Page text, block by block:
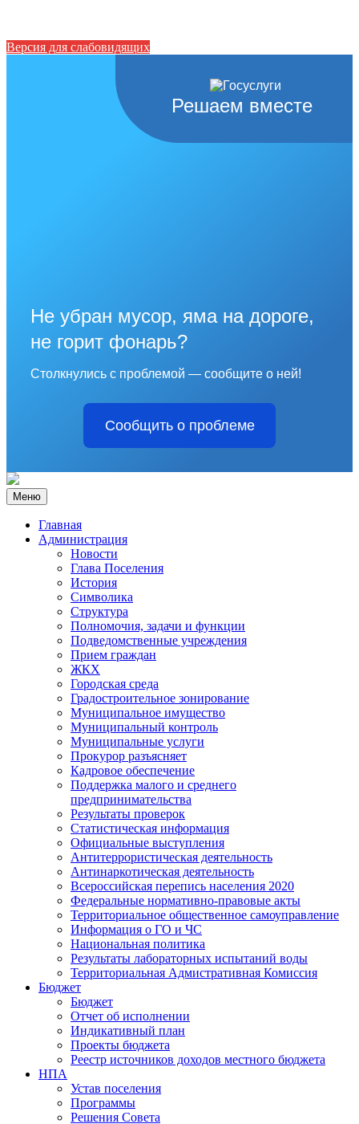
Версия для слабовидящих
Решаем вместе
Не убран мусор, яма на дороге,
не горит фонарь?
Столкнулись с проблемой — сообщите о ней!
Сообщить о проблеме
Меню
Главная
Администрация
Новости
Глава Поселения
История
Символика
Структура
Полномочия, задачи и функции
Подведомственные учреждения
Прием граждан
ЖКХ
Городская среда
Градостроительное зонирование
Муниципальное имущество
Муниципальный контроль
Муниципальные услуги
Прокурор разъясняет
Кадровое обеспечение
Поддержка малого и среднего
предпринимательства
Результаты проверок
Статистическая информация
Официальные выступления
Антитеррористическая деятельность
Антинаркотическая деятельность
Всероссийская перепись населения 2020
Федеральные нормативно-правовые акты
Территориальное общественное самоуправление
Информация о ГО и ЧС
Национальная политика
Результаты лабораторных испытаний воды
Территориальная Адмистративная Комиссия
Бюджет
Бюджет
Отчет об исполнении
Индикативный план
Проекты бюджета
Реестр источников доходов местного бюджета
НПА
Устав поселения
Программы
Решения Совета